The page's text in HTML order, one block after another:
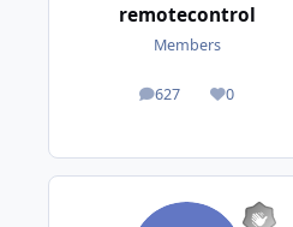
remotecontrol
Members
627
posts 0
Reputation